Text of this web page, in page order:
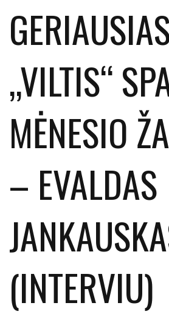
„VILTIS“
MĖNESIO
– EVALDAS
(INTERVIU)